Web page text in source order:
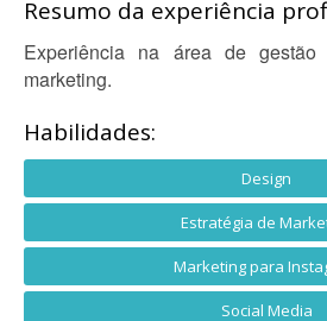
Resumo da experiência
Experiência na área de
marketing.
Habilidades:
Design
Estratégia de
Marketing para
Social Media